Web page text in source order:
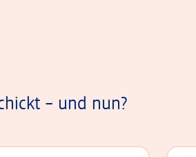
– und nun?